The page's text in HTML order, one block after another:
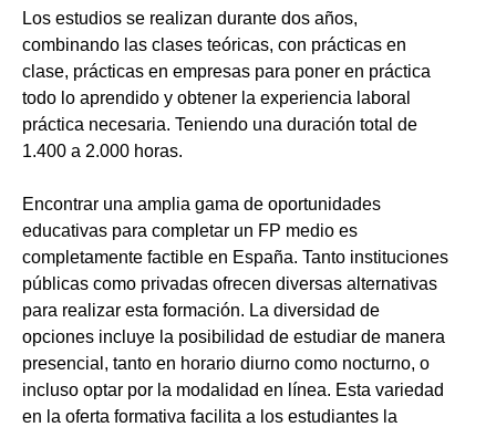
Los estudios se realizan durante dos años,
combinando las clases teóricas, con prácticas en
clase, prácticas en empresas para poner en práctica
todo lo aprendido y obtener la experiencia laboral
práctica necesaria. Teniendo una duración total de
1.400 a 2.000 horas.
Encontrar una amplia gama de oportunidades
educativas para completar un FP medio es
completamente factible en España. Tanto instituciones
públicas como privadas ofrecen diversas alternativas
para realizar esta formación. La diversidad de
opciones incluye la posibilidad de estudiar de manera
presencial, tanto en horario diurno como nocturno, o
incluso optar por la modalidad en línea. Esta variedad
en la oferta formativa facilita a los estudiantes la